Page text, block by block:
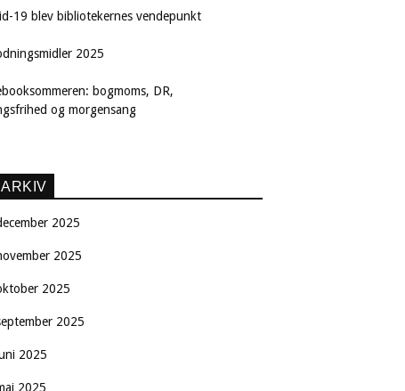
19 blev bibliotekernes vendepunkt
2025
bogmoms, DR,
og morgensang
ARKIV
2025
2025
2025
2025
2025
2025